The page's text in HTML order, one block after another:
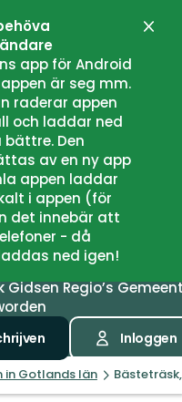
app för Android
är seg mm.
raderar appen
och laddar ned
Den
av en ny app
appen laddar
i appen (för
det innebär att
- då
ned igen!
GidsenRegio’s
Inloggen
in Gotlands län